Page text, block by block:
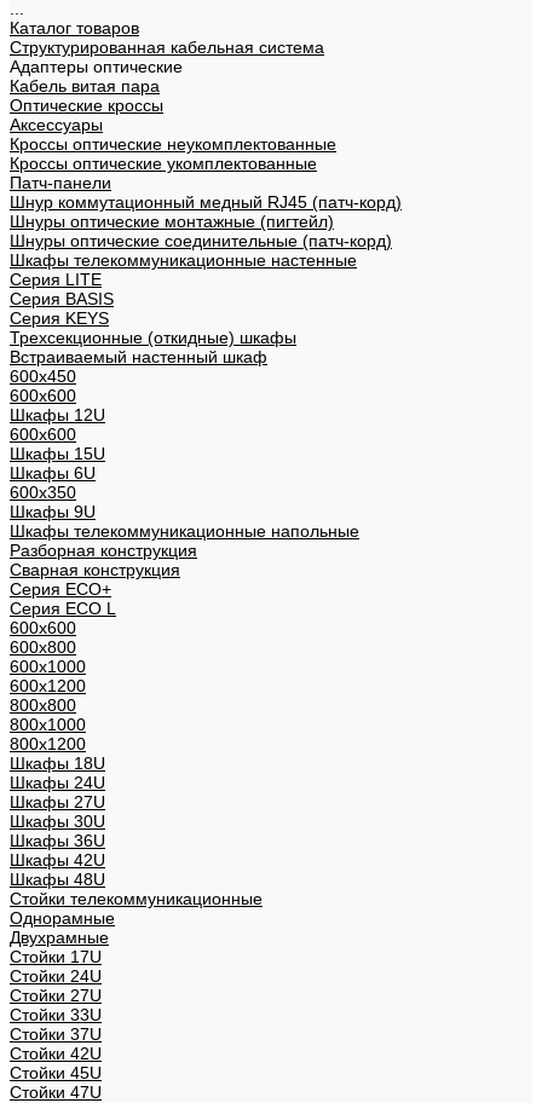
Каталог товаров
Структурированная кабельная система
Адаптеры оптические
Кабель витая пара
Оптические кроссы
Аксессуары
Кроссы оптические неукомплектованные
Кроссы оптические укомплектованные
Патч-панели
Шнур коммутационный медный RJ45 (патч-корд)
Шнуры оптические монтажные (пигтейл)
Шнуры оптические соединительные (патч-корд)
Шкафы телекоммуникационные настенные
Cерия LITE
Cерия BASIS
Cерия KEYS
Трехсекционные (откидные) шкафы
Встраиваемый настенный шкаф
600x450
600x600
Шкафы 12U
600x600
Шкафы 15U
Шкафы 6U
600x350
Шкафы 9U
Шкафы телекоммуникационные напольные
Разборная конструкция
Сварная конструкция
Серия ECO+
Серия ECO L
600x600
600x800
600х1000
600х1200
800x800
800х1000
800х1200
Шкафы 18U
Шкафы 24U
Шкафы 27U
Шкафы 30U
Шкафы 36U
Шкафы 42U
Шкафы 48U
Стойки телекоммуникационные
Однорамные
Двухрамные
Стойки 17U
Стойки 24U
Стойки 27U
Стойки 33U
Стойки 37U
Стойки 42U
Стойки 45U
Стойки 47U